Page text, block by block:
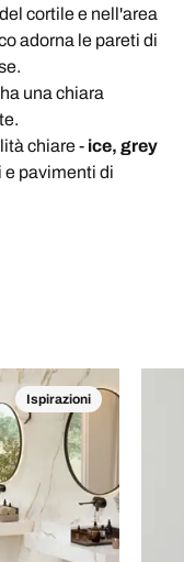
cortile e nell'area
adorna le pareti di
ha una chiara
chiare - ice, grey
e pavimenti di
Ispirazioni